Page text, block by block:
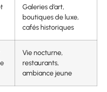
Galeries d’art,
boutiques de luxe,
cafés historiques
Vie nocturne,
restaurants,
ambiance jeune